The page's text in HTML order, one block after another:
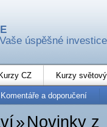
úspěšné investice
Kurzy CZ Kurzy
Komentáře a doporučení
» Novinky z